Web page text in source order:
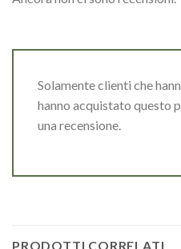
Solamente clienti che
hanno acquistato questo
una recensione.
PRODOTTI CORRELATI